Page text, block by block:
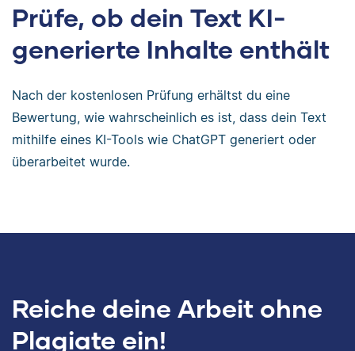
Prüfe, ob dein Text KI-
generierte Inhalte enthält
Nach der kostenlosen Prüfung erhältst du eine
Bewertung, wie wahrscheinlich es ist, dass dein Text
mithilfe eines KI-Tools wie ChatGPT generiert oder
überarbeitet wurde.
Reiche deine Arbeit ohne
Plagiate ein!